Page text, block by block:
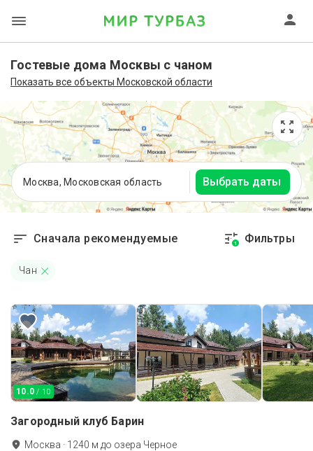
Гостевые дома Москвы с чаном
Показать все объекты Московской области
Москва, Московская область Выбрать даты
Сначала рекомендуемые 1 Фильтры
Чан
10.0 / 10
Загородный клуб Барин
Москва · 1240 м до озера Черное